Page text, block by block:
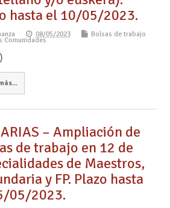
hasta el 10/05/2023.
08/05/2023 Bolsas de trabajo
Comunidades
– Ampliación de
de trabajo en 12 de
de Maestros,
y FP. Plazo hasta
05/2023.